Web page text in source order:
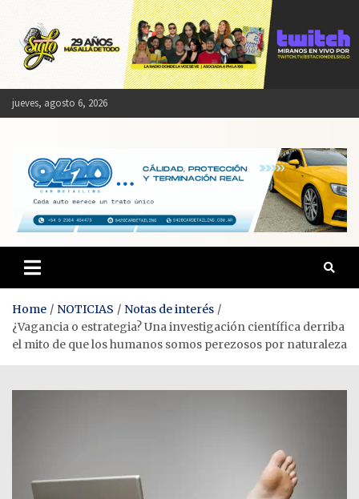
content
jueves, agosto 6, 2026
Home NOTICIAS
Notas de interés
¿Vagancia o estrategia? Una investigación científica derriba
el mito de que los humanos somos perezosos por naturaleza